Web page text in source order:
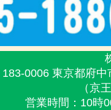
183-0006 東京都府中
（京
営業時間：10時